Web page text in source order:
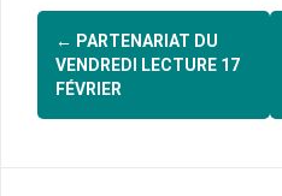
Navigation
d'article
← PARTENARIAT DU
VENDREDI LECTURE 17
FÉVRIER